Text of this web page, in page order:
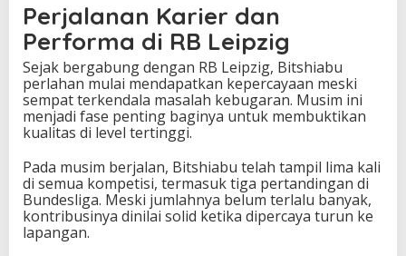
Perjalanan Karier dan
Performa di RB Leipzig
Sejak bergabung dengan RB Leipzig, Bitshiabu
perlahan mulai mendapatkan kepercayaan meski
sempat terkendala masalah kebugaran. Musim ini
menjadi fase penting baginya untuk membuktikan
kualitas di level tertinggi.
Pada musim berjalan, Bitshiabu telah tampil lima kali
di semua kompetisi, termasuk tiga pertandingan di
Bundesliga. Meski jumlahnya belum terlalu banyak,
kontribusinya dinilai solid ketika dipercaya turun ke
lapangan.